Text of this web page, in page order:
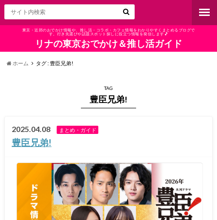
東京・近郊のおでかけ情報や、推し活・コラボ・カフェ情報をわかりやすくまとめるブログで
す。行き先選びや話題スポット探しに役立つ情報を発信します🎵
リナの東京おでかけ＆推し活ガイド
ホーム タグ : 豊臣兄弟!
TAG
豊臣兄弟!
2025.04.08 まとめ・ガイド
豊臣兄弟!